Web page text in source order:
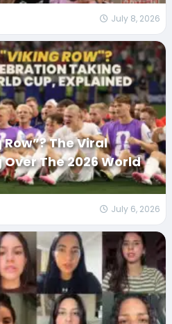
July 8, 2026
The Viral
The 2026 World
July 6, 2026